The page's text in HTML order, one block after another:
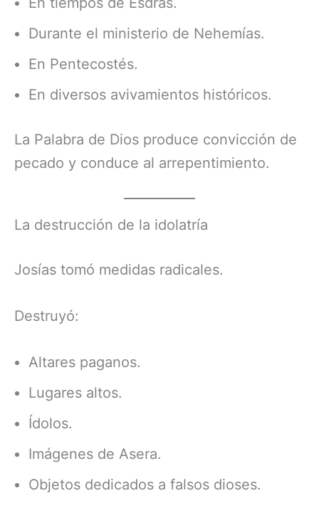
Durante el ministerio de Nehemías.
En Pentecostés.
En diversos avivamientos históricos.
La Palabra de Dios produce convicción de
pecado y conduce al arrepentimiento.
La destrucción de la idolatría
Josías tomó medidas radicales.
Destruyó:
Altares paganos.
Lugares altos.
Ídolos.
Imágenes de Asera.
Objetos dedicados a falsos dioses.